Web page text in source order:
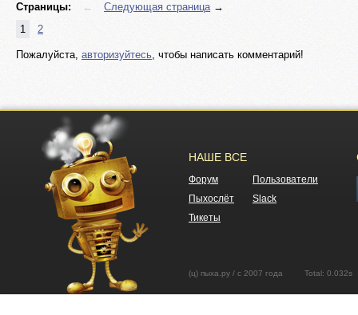
Страницы: ← Следующая страница→
1
2
Пожалуйста, авторизуйтесь, чтобы написать комментарий!
НАШЕ ВСЕ
Форум
Пользователи
Пыхослёт
Slack
Тикеты
(ц) пыха.ру / с 2007 года Total: